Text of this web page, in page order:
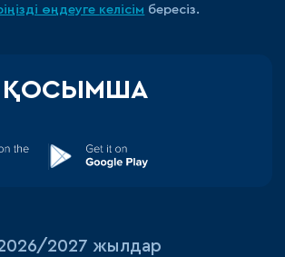
өңдеуге келісім бересіз.
ҚОСЫМША
2027 жылдар